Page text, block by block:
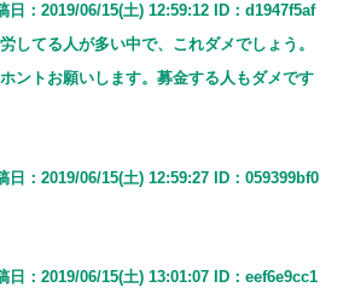
日：2019/06/15(土) 12:59:12 ID：d1947f5af
してる人が多い中で、これダメでしょう。
ントお願いします。募金する人もダメです
日：2019/06/15(土) 12:59:27 ID：059399bf0
日：2019/06/15(土) 13:01:07 ID：eef6e9cc1